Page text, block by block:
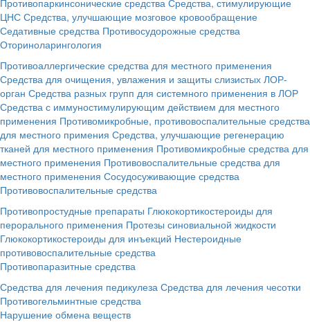
ЦНС Средства, улучшающие мозговое кровообращение
Седативные средства Противосудорожные средства
Оториноларингология
Противоаллергические средства для местного применения
Средства для очищения, увлажения и защиты слизистых ЛОР-
орган Средства разных групп для системного применения в ЛОР
Средства с иммуностимулирующим действием для местного
применения Противомикробные, противовоспалительные средства
для местного примения Средства, улучшающие регенерацию
тканей для местного применения Противомикробные средства для
местного применения Противовоспалительные средства для
местного применения Сосудосуживающие средства
Противовоспалительные средства
Противопростудные препараты Глюкокортикостероиды для
перорального применения Протезы синовиальной жидкости
Глюкокортикостероиды для инъекций Нестероидные
противовоспалительные средства
Противопаразитные средства
Средства для лечения педикулеза Средства для лечения чесотки
Противогельминтные средства
Нарушение обмена веществ